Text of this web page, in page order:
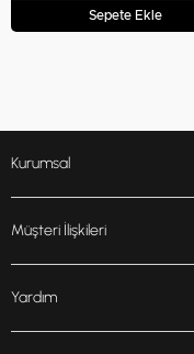
Sepete Ekle
Kurumsal
Müşteri İlişkileri
Yardım